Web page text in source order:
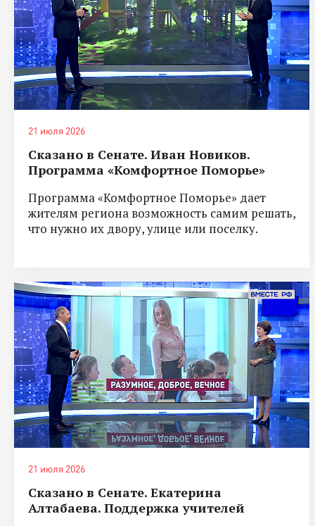
21 июля 2026
Сказано в Сенате. Иван Новиков.
Программа «Комфортное Поморье»
Программа «Комфортное Поморье» дает
жителям региона возможность самим решать,
что нужно их двору, улице или поселку.
21 июля 2026
Сказано в Сенате. Екатерина
Алтабаева. Поддержка учителей